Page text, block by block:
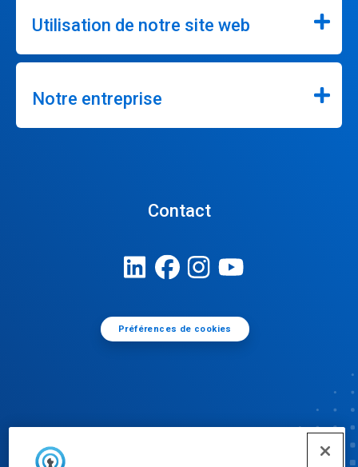
Utilisation de notre site web
Notre entreprise
Contact
Préférences de cookies